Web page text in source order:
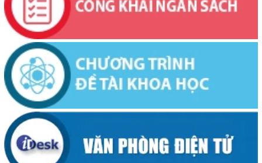
(06/08/2026, 00:00)
V/v công khai Quyết định số 2412/QĐ-UBND ngày 31/7/2026 của
UBND tỉnh Đắk Lắk về việc bổ nhiệm hòa giải viên lao động trên địa
bàn tỉnh Đắk Lắk
(04/08/2026, 00:00)
Thông báo về việc niêm yết công khai Dự thảo phương án bồi
thường, hỗ trợ và bảng công khai phương án chi tiết kinh phí bồi
thường, hỗ trợ khi Nhà nước thu hồi đất để thực hiện Dự án: Cải
tạo, nâng cấp đường Nơ Trang Lơng (đoạn từ đường Nguyễn Hiền
đến đường Trần Cảnh)